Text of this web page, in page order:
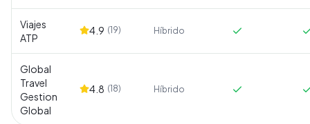
Viajes
ATP
4.9 (19) Híbrido
Global
Travel
Gestion
Global
4.8 (18) Híbrido